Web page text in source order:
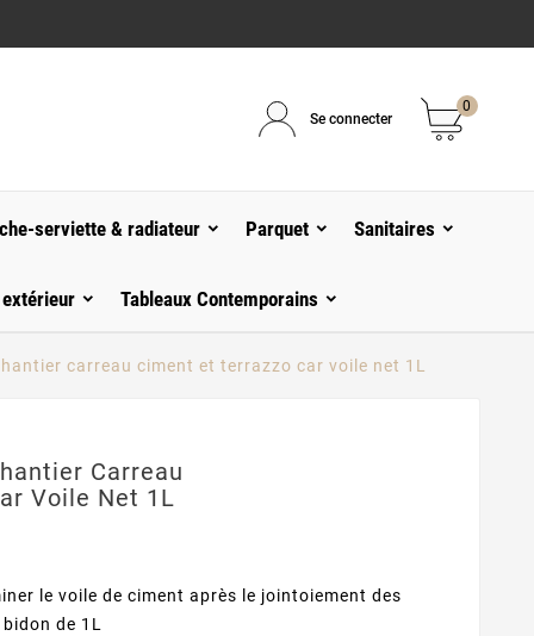
Se connecter
0
serviette & radiateur Parquet Sanitaires
Tableaux Contemporains
carreau ciment et terrazzo car voile net 1L
Carreau
Voile Net 1L
le voile de ciment après le jointoiement des
de 1L